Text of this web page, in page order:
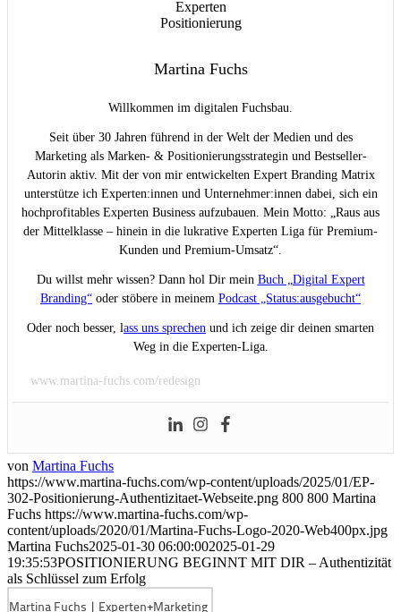
Martina Fuchs
Willkommen im digitalen Fuchsbau.
Seit über 30 Jahren führend in der Welt der Medien und des
Marketing als Marken- & Positionierungsstrategin und Bestseller-
Autorin aktiv. Mit der von mir entwickelten Expert Branding Matrix
unterstütze ich Experten:innen und Unternehmer:innen dabei, sich ein
hochprofitables Experten Business aufzubauen. Mein Motto: „Raus aus
der Mittelklasse – hinein in die lukrative Experten Liga für Premium-
Kunden und Premium-Umsatz“.
Du willst mehr wissen? Dann hol Dir mein Buch „Digital Expert
Branding“ oder stöbere in meinem Podcast „Status:ausgebucht“
Oder noch besser, lass uns sprechen und ich zeige dir deinen smarten
Weg in die Experten-Liga.
www.martina-fuchs.com/redesign
von Martina Fuchs
https://www.martina-fuchs.com/wp-content/uploads/2025/01/EP-
302-Positionierung-Authentizitaet-Webseite.png 800 800 Martina
Fuchs https://www.martina-fuchs.com/wp-
content/uploads/2020/01/Martina-Fuchs-Logo-2020-Web400px.jpg
Martina Fuchs2025-01-30 06:00:002025-01-29
19:35:53POSITIONIERUNG BEGINNT MIT DIR – Authentizität
als Schlüssel zum Erfolg